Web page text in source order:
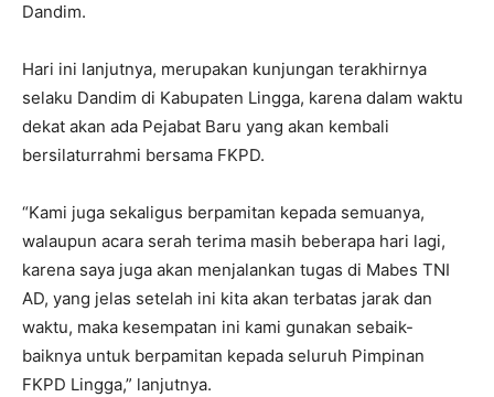
Dandim.
Hari ini lanjutnya, merupakan kunjungan terakhirnya
selaku Dandim di Kabupaten Lingga, karena dalam waktu
dekat akan ada Pejabat Baru yang akan kembali
bersilaturrahmi bersama FKPD.
“Kami juga sekaligus berpamitan kepada semuanya,
walaupun acara serah terima masih beberapa hari lagi,
karena saya juga akan menjalankan tugas di Mabes TNI
AD, yang jelas setelah ini kita akan terbatas jarak dan
waktu, maka kesempatan ini kami gunakan sebaik-
baiknya untuk berpamitan kepada seluruh Pimpinan
FKPD Lingga,” lanjutnya.